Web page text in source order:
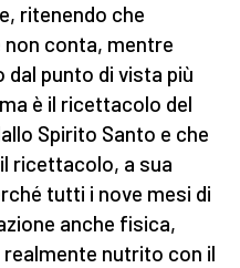
ritenendo che
non conta, mentre
dal punto di vista più
è il ricettacolo del
Spirito Santo e che
ricettacolo, a sua
tutti i nove mesi di
anche fisica,
nutrito con il